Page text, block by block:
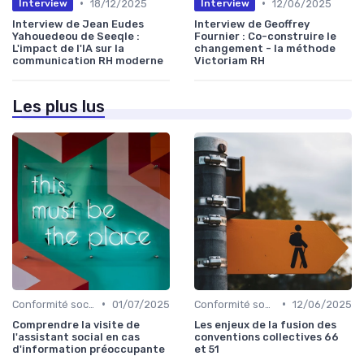
Interview • 18/12/2025
Interview de Jean Eudes
Yahouedeou de Seeqle :
L'impact de l'IA sur la
communication RH moderne
Interview • 12/06/2025
Interview de Geoffrey
Fournier : Co-construire le
changement - la méthode
Victoriam RH
Les plus lus
• 01/07/2025
Comprendre la visite de
l'assistant social en cas
d'information préoccupante
• 12/06/2025
Les enjeux de la fusion des
conventions collectives 66
et 51